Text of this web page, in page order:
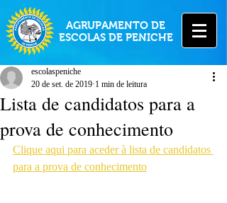
AGRUPAMENTO DE
ESCOLAS DE PENICHE
Lista de candidatos para a
prova de conhecimento
escolaspeniche
20 de set. de 2019 1 min de leitura
Clique aqui para aceder à lista de candidatos
para a prova de conhecimento